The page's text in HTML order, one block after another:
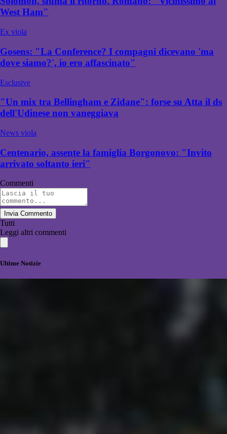
West Ham"
Ex viola
Gosens: "La Conference? I compagni dicevano 'ma
dove siamo?', io ero affascinato"
Esclusive
"Un mix tra Bellingham e Zidane": forse su Atta il ds
dell'Udinese non vaneggiava
News viola
Centenario, assente la famiglia Borgonovo: "Invito
arrivato soltanto ieri"
Commenti
Invia Commento
Tutti
Leggi altri commenti
Ultime Notizie